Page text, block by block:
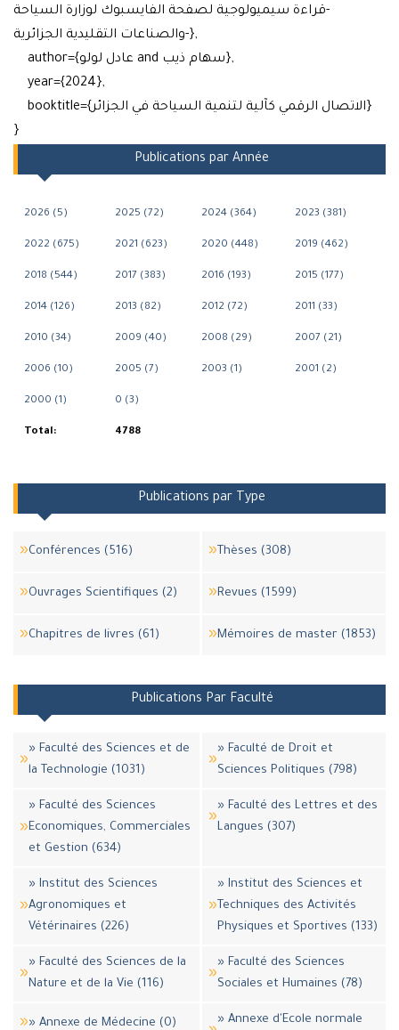
-قراءة سيميولوجية لصفحة الفايسبوك لوزارة السياحة
والصناعات التقليدية الجزائرية-},
author={عادل لولو and سهام ذيب},
year={2024},
booktitle={الاتصال الرقمي كآلية لتنمية السياحة في الجزائر}
}
Publications par Année
2026 (5) 2025 (72) 2024 (364) 2023 (381)
2022 (675) 2021 (623) 2020 (448) 2019 (462)
2018 (544) 2017 (383) 2016 (193) 2015 (177)
2014 (126) 2013 (82) 2012 (72) 2011 (33)
2010 (34) 2009 (40) 2008 (29) 2007 (21)
2006 (10) 2005 (7) 2003 (1) 2001 (2)
2000 (1) 0 (3)
Total: 4788
Publications par Type
Conférences (516) Thèses (308)
Ouvrages Scientifiques (2) Revues (1599)
Chapitres de livres (61) Mémoires de master (1853)
Publications Par Faculté
» Faculté des Sciences et de
la Technologie (1031)
» Faculté de Droit et
Sciences Politiques (798)
» Faculté des Sciences
Economiques, Commerciales
et Gestion (634)
» Faculté des Lettres et des
Langues (307)
» Institut des Sciences
Agronomiques et
Vétérinaires (226)
» Institut des Sciences et
Techniques des Activités
Physiques et Sportives (133)
» Faculté des Sciences de la
Nature et de la Vie (116)
» Faculté des Sciences
Sociales et Humaines (78)
» Annexe de Médecine (0) » Annexe d'Ecole normale